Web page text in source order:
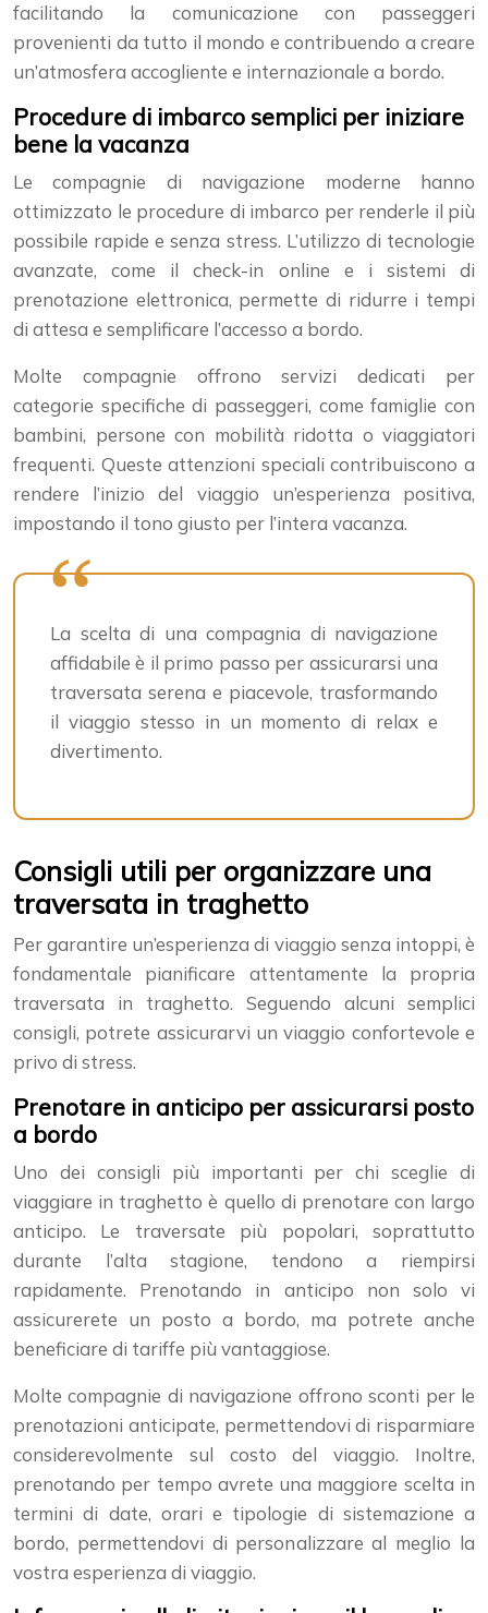
facilitando la comunicazione con passeggeri
provenienti da tutto il mondo e contribuendo a creare
un’atmosfera accogliente e internazionale a bordo.
Procedure di imbarco semplici per iniziare
bene la vacanza
Le compagnie di navigazione moderne hanno
ottimizzato le procedure di imbarco per renderle il più
possibile rapide e senza stress. L’utilizzo di tecnologie
avanzate, come il check-in online e i sistemi di
prenotazione elettronica, permette di ridurre i tempi
di attesa e semplificare l’accesso a bordo.
Molte compagnie offrono servizi dedicati per
categorie specifiche di passeggeri, come famiglie con
bambini, persone con mobilità ridotta o viaggiatori
frequenti. Queste attenzioni speciali contribuiscono a
rendere l’inizio del viaggio un’esperienza positiva,
impostando il tono giusto per l’intera vacanza.
La scelta di una compagnia di navigazione
affidabile è il primo passo per assicurarsi una
traversata serena e piacevole, trasformando
il viaggio stesso in un momento di relax e
divertimento.
Consigli utili per organizzare una
traversata in traghetto
Per garantire un’esperienza di viaggio senza intoppi, è
fondamentale pianificare attentamente la propria
traversata in traghetto. Seguendo alcuni semplici
consigli, potrete assicurarvi un viaggio confortevole e
privo di stress.
Prenotare in anticipo per assicurarsi posto
a bordo
Uno dei consigli più importanti per chi sceglie di
viaggiare in traghetto è quello di prenotare con largo
anticipo. Le traversate più popolari, soprattutto
durante l’alta stagione, tendono a riempirsi
rapidamente. Prenotando in anticipo non solo vi
assicurerete un posto a bordo, ma potrete anche
beneficiare di tariffe più vantaggiose.
Molte compagnie di navigazione offrono sconti per le
prenotazioni anticipate, permettendovi di risparmiare
considerevolmente sul costo del viaggio. Inoltre,
prenotando per tempo avrete una maggiore scelta in
termini di date, orari e tipologie di sistemazione a
bordo, permettendovi di personalizzare al meglio la
vostra esperienza di viaggio.